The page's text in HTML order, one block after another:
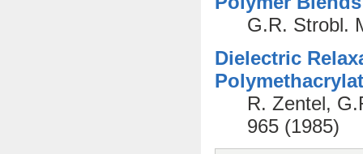
G.R. Strobl.
Dielectric
R. Zentel,
965 (1985)